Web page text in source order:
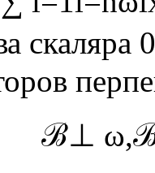
скаляра 0
ℬ⊥ ω,